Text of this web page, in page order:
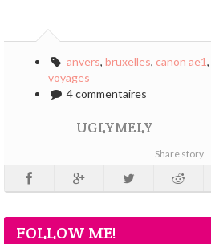
anvers, bruxelles, canon ae1,
voyages
4 commentaires
UGLYMELY
Share story
FOLLOW ME!